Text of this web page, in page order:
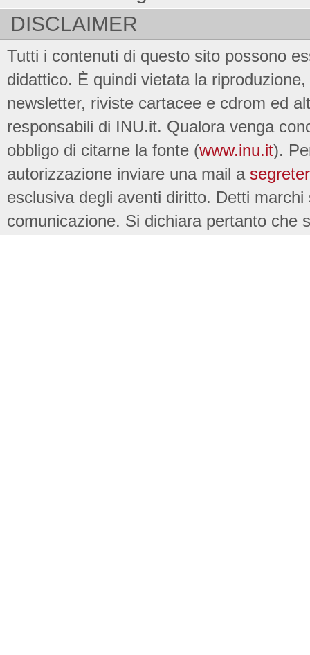
DISCLAIMER
Tutti i contenuti di questo sito possono
didattico. È quindi vietata la
newsletter, riviste cartacee e cdrom ed
responsabili di INU.it. Qualora venga
obbligo di citarne la fonte (www.inu.it).
autorizzazione inviare una mail a
esclusiva degli aventi diritto. Detti
comunicazione. Si dichiara pertanto che